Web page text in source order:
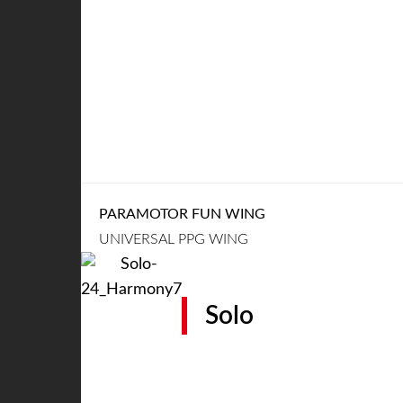
PARAMOTOR FUN WING
UNIVERSAL PPG WING
Solo